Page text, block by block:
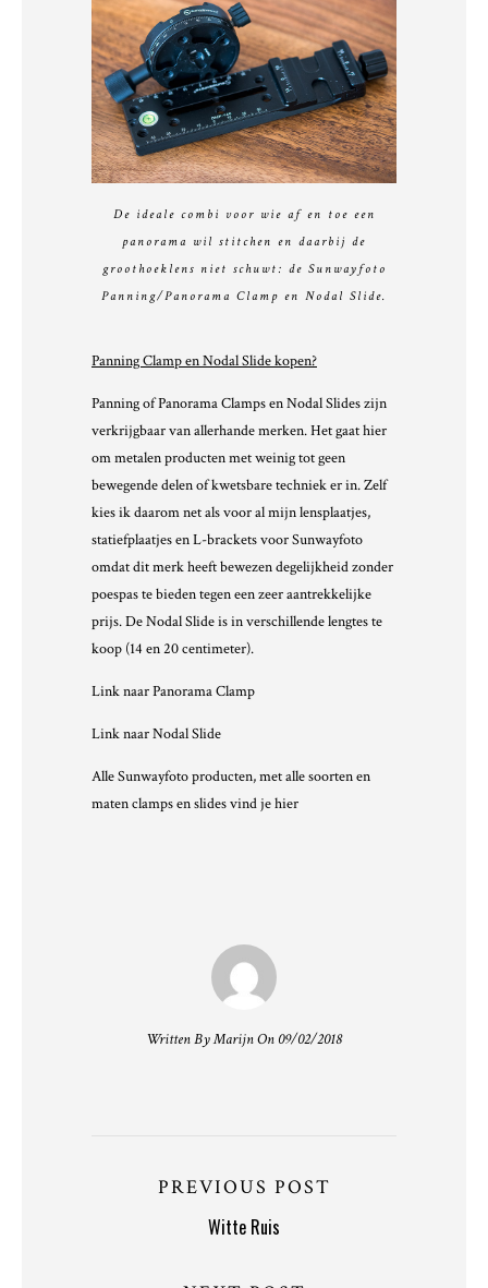
De ideale combi voor wie af en toe een
panorama wil stitchen en daarbij de
groothoeklens niet schuwt: de Sunwayfoto
Panning/Panorama Clamp en Nodal Slide.
Panning Clamp en Nodal Slide kopen?
Panning of Panorama Clamps en Nodal Slides zijn
verkrijgbaar van allerhande merken. Het gaat hier
om metalen producten met weinig tot geen
bewegende delen of kwetsbare techniek er in. Zelf
kies ik daarom net als voor al mijn lensplaatjes,
statiefplaatjes en L-brackets voor Sunwayfoto
omdat dit merk heeft bewezen degelijkheid zonder
poespas te bieden tegen een zeer aantrekkelijke
prijs. De Nodal Slide is in verschillende lengtes te
koop (14 en 20 centimeter).
Link naarPanorama Clamp
Link naarNodal Slide
Alle Sunwayfoto producten, met alle soorten en
maten clamps en slidesvind je hier
Written By Marijn On 09/02/2018
PREVIOUS POST
Witte Ruis